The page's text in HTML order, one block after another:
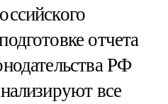
отчета
РФ
все